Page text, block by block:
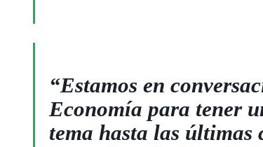
“Estamos en
Economía para tener
tema hasta las últimas